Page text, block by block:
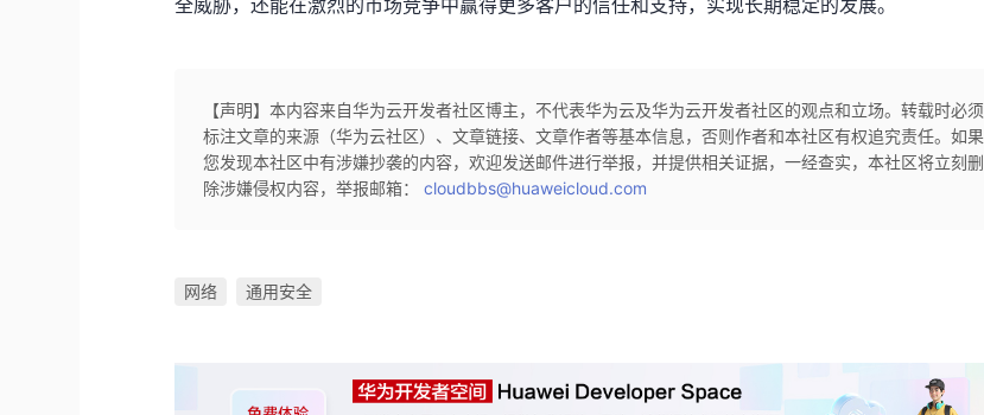
全威胁，还能在激烈的市场竞争中赢得更多客户的信任和支持，实现长期稳定的发展。
【声明】本内容来自华为云开发者社区博主，不代表华为云及华为云开发者社区的观点和立场。转载时必须
标注文章的来源（华为云社区）、文章链接、文章作者等基本信息，否则作者和本社区有权追究责任。如果
您发现本社区中有涉嫌抄袭的内容，欢迎发送邮件进行举报，并提供相关证据，一经查实，本社区将立刻删
除涉嫌侵权内容，举报邮箱：cloudbbs@huaweicloud.com
网络 通用安全